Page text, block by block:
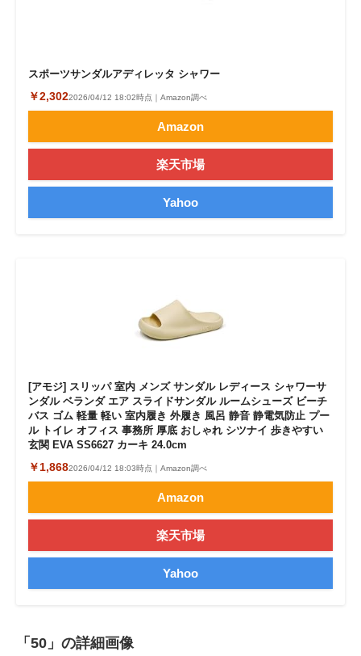
スポーツサンダルアディレッタ シャワー
￥2,3022026/04/12 18:02時点｜Amazon調べ
Amazon
楽天市場
Yahoo
[アモジ] スリッパ 室内 メンズ サンダル レディース シャワーサ
ンダル ベランダ エア スライドサンダル ルームシューズ ビーチ
バス ゴム 軽量 軽い 室内履き 外履き 風呂 静音 静電気防止 プー
ル トイレ オフィス 事務所 厚底 おしゃれ シツナイ 歩きやすい
玄関 EVA SS6627 カーキ 24.0cm
￥1,8682026/04/12 18:03時点｜Amazon調べ
Amazon
楽天市場
Yahoo
「50」の詳細画像